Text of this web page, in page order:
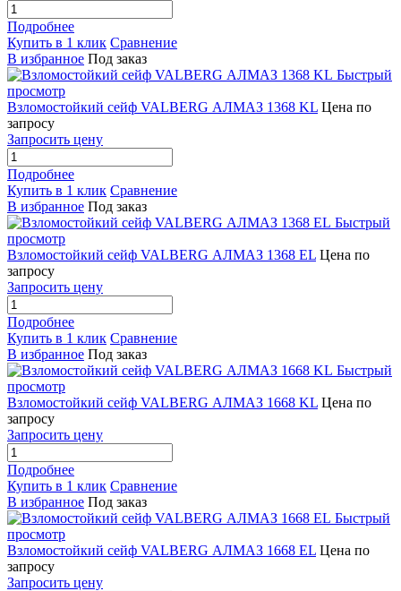
Подробнее
Купить в 1 клик Сравнение
В избранное Под заказ
Быстрый
просмотр
Взломостойкий сейф VALBERG АЛМАЗ 1368 KL Цена по
запросу
Запросить цену
Подробнее
Купить в 1 клик Сравнение
В избранное Под заказ
Быстрый
просмотр
Взломостойкий сейф VALBERG АЛМАЗ 1368 EL Цена по
запросу
Запросить цену
Подробнее
Купить в 1 клик Сравнение
В избранное Под заказ
Быстрый
просмотр
Взломостойкий сейф VALBERG АЛМАЗ 1668 KL Цена по
запросу
Запросить цену
Подробнее
Купить в 1 клик Сравнение
В избранное Под заказ
Быстрый
просмотр
Взломостойкий сейф VALBERG АЛМАЗ 1668 EL Цена по
запросу
Запросить цену